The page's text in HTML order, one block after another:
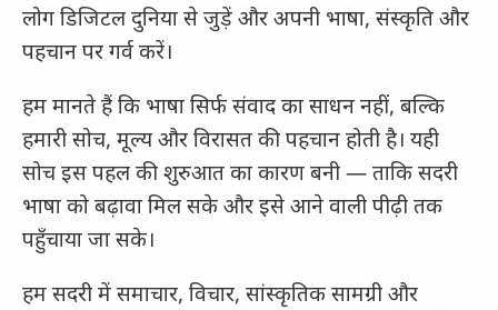
लोग डिजिटल दुनिया से जुड़ें और अपनी भाषा, संस्कृति और
पहचान पर गर्व करें।
हम मानते हैं कि भाषा सिर्फ संवाद का साधन नहीं, बल्कि
हमारी सोच, मूल्य और विरासत की पहचान होती है। यही
सोच इस पहल की शुरुआत का कारण बनी — ताकि सदरी
भाषा को बढ़ावा मिल सके और इसे आने वाली पीढ़ी तक
पहुँचाया जा सके।
हम सदरी में समाचार, विचार, सांस्कृतिक सामग्री और